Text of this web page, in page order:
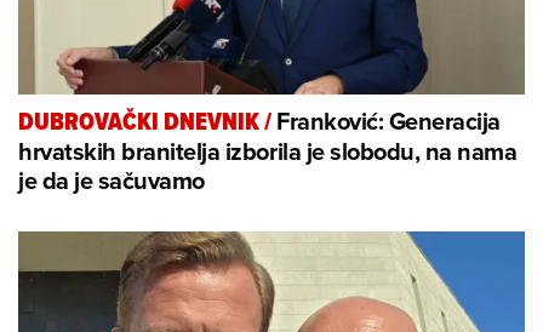
DUBROVAČKI DNEVNIK/Franković: Generacija
hrvatskih branitelja izborila je slobodu, na nama
je da je sačuvamo